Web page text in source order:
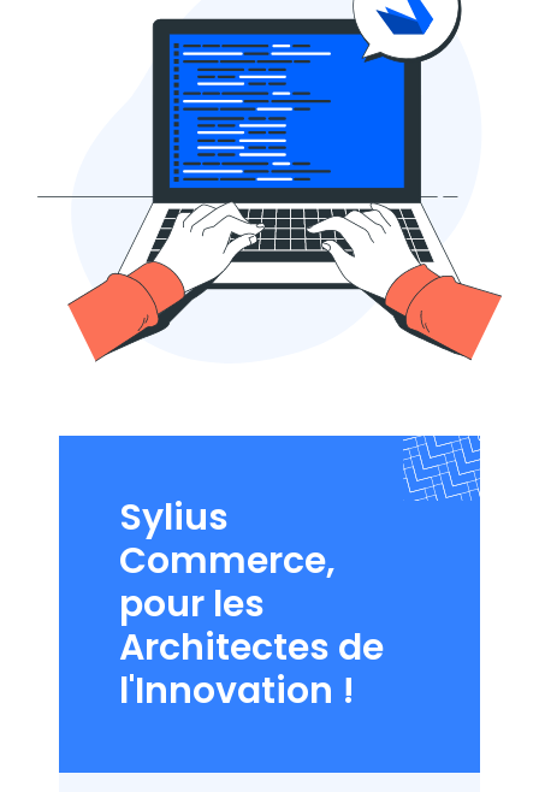
Sylius
Commerce,
pour les
Architectes de
l'Innovation !